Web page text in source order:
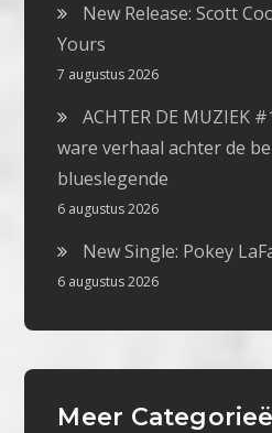
New Release: Scott
Yours
7 augustus 2026
ACHTER DE MUZIEK
ware verhaal achter de
blueslegende
6 augustus 2026
New Single: Pokey
6 augustus 2026
Meer